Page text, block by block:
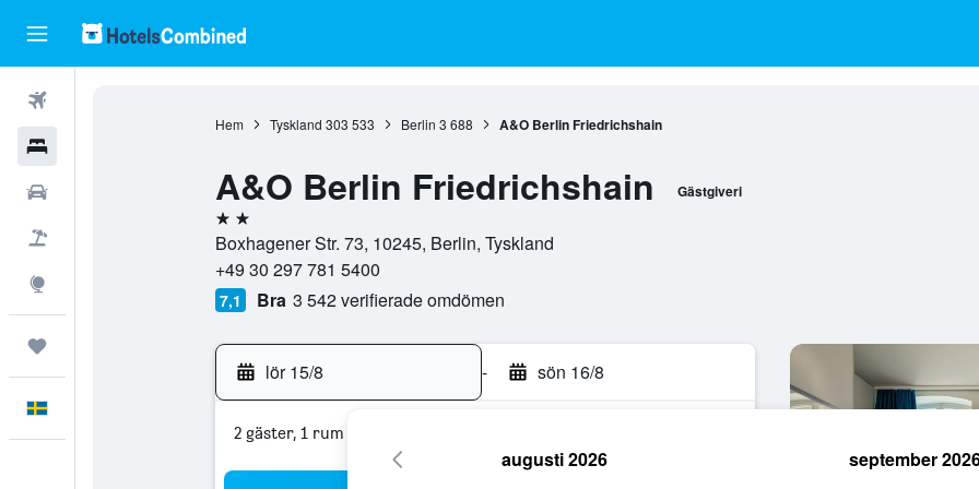
Hem Tyskland 303 533 Berlin 3 688 A&O Berlin Friedrichshain
A&O Berlin Friedrichshain Gästgiveri
2 stjärnor
Boxhagener Str. 73, 10245, Berlin, Tyskland
+49 30 297 781 5400
7,1 Bra 3 542 verifierade omdömen
lör 15/8 - sön 16/8
2 gäster, 1 rum
augusti 2026 september